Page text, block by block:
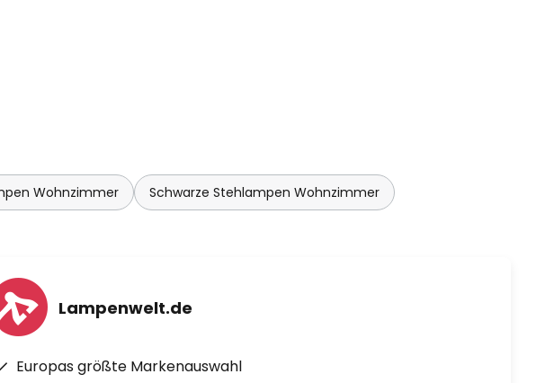
Wohnzimmer Schwarze Stehlampen Wohnzimmer
Lampenwelt.de
Europas größte Markenauswahl